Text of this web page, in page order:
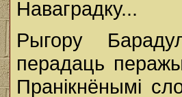
Наваградку...
Рыгору
перадаць
Пранікнёнымі